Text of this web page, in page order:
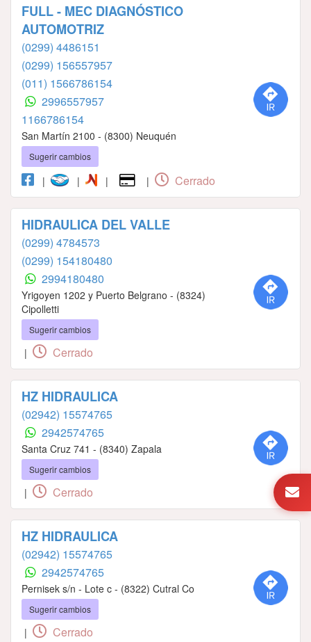
FULL - MEC DIAGNÓSTICO
AUTOMOTRIZ
(0299) 4486151
(0299) 156557957
(011) 1566786154
2996557957
1166786154
San Martín 2100 - (8300) Neuquén
Sugerir cambios
| | | | Cerrado
HIDRAULICA DEL VALLE
(0299) 4784573
(0299) 154180480
2994180480
Yrigoyen 1202 y Puerto Belgrano - (8324)
Cipolletti
Sugerir cambios
| Cerrado
HZ HIDRAULICA
(02942) 15574765
2942574765
Santa Cruz 741 - (8340) Zapala
Sugerir cambios
| Cerrado
HZ HIDRAULICA
(02942) 15574765
2942574765
Pernisek s/n - Lote c - (8322) Cutral Co
Sugerir cambios
| Cerrado